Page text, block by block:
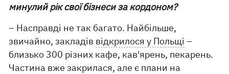
минулий рік свої бізнеси за кордоном?
– Насправді не так багато. Найбільше,
звичайно, закладів відкрилося у Польщі –
близько 300 різних кафе, кав'ярень, пекарень.
Частина вже закрилася, але є плани на